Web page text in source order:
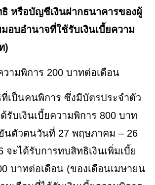
หรือบัญชีเงินฝากธนาคารของผู้
อบอำนาจที่ใช้รับเงินเบี้ยความ
)
วามพิการ 200 บาทต่อเดือน
เป็นคนพิการ ซึ่งมีบัตรประจำตัว
รับเงินเบี้ยความพิการ 800 บาท
นตัวตนวันที่ 27 พฤษภาคม – 26
จะได้รับการทบสิทธิเงินเพิ่มเบี้ย
บาทต่อเดือน (ของเดือนเมษายน